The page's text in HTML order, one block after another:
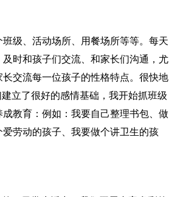
级、活动场所、用餐场所等等。每天
时和孩子们交流、和家长们沟通，尤
交流每一位孩子的性格特点。很快地
立了很好的感情基础，我开始抓班级
教育：例如：我要自己整理书包、做
劳动的孩子、我要做个讲卫生的孩